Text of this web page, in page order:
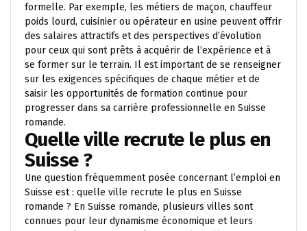
formelle. Par exemple, les métiers de maçon, chauffeur
poids lourd, cuisinier ou opérateur en usine peuvent offrir
des salaires attractifs et des perspectives d’évolution
pour ceux qui sont prêts à acquérir de l’expérience et à
se former sur le terrain. Il est important de se renseigner
sur les exigences spécifiques de chaque métier et de
saisir les opportunités de formation continue pour
progresser dans sa carrière professionnelle en Suisse
romande.
Quelle ville recrute le plus en
Suisse ?
Une question fréquemment posée concernant l’emploi en
Suisse est : quelle ville recrute le plus en Suisse
romande ? En Suisse romande, plusieurs villes sont
connues pour leur dynamisme économique et leurs